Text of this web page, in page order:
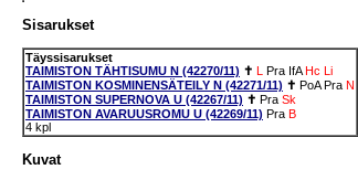
Sisarukset
Täyssisarukset
TAIMISTON TÄHTISUMU N (42270/11) ✝ L Pra IfA Hc Li
TAIMISTON KOSMINENSÄTEILY N (42271/11) ✝ PoA Pra N
TAIMISTON SUPERNOVA U (42267/11) ✝ Pra Sk
TAIMISTON AVARUUSROMU U (42269/11) Pra B
4 kpl
Kuvat